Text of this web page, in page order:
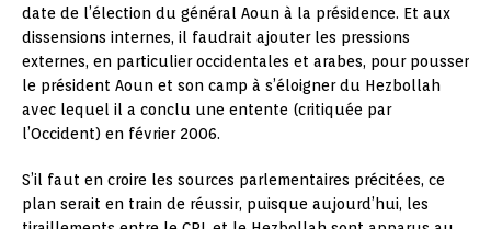
date de l’élection du général Aoun à la présidence. Et aux
dissensions internes, il faudrait ajouter les pressions
externes, en particulier occidentales et arabes, pour pousser
le président Aoun et son camp à s’éloigner du Hezbollah
avec lequel il a conclu une entente (critiquée par
l’Occident) en février 2006.
S’il faut en croire les sources parlementaires précitées, ce
plan serait en train de réussir, puisque aujourd’hui, les